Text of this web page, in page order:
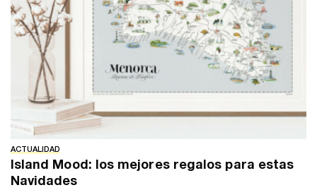
ACTUALIDAD
Island Mood: los mejores regalos para estas
Navidades